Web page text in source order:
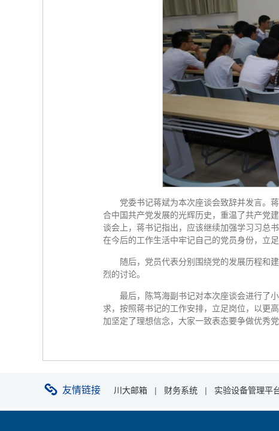
党委书记蒋斌为本次座谈会致辞并发言。
合中国共产党发展的光辉历史，重温了共产党
谈会上，蒋书记指出，应该继续加强学习习总
在今后的工作生活中牢记自己的党员身份，立
随后，党员代表分别围绕党的发展历程和
烈的讨论。
最后，陈笃海副书记对本次座谈会进行了
求，按照蒋书记的工作安排，立足岗位，以更
加坚定了理想信念，大家一致表态要争做优秀
友情链接 川大邮箱 | 财务系统 | 实验设备管理平